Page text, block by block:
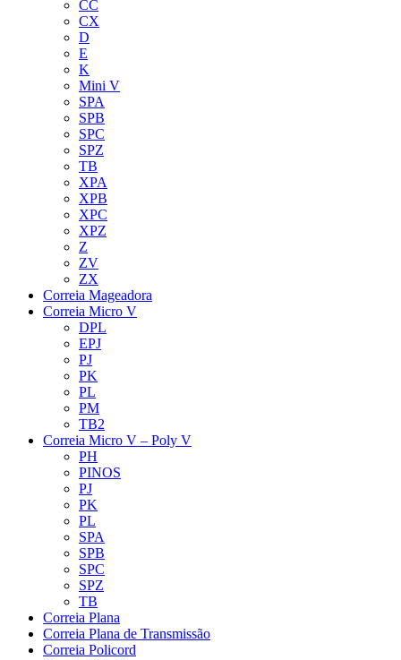
CC
CX
D
E
K
Mini V
SPA
SPB
SPC
SPZ
TB
XPA
XPB
XPC
XPZ
Z
ZV
ZX
Correia Mageadora
Correia Micro V
DPL
EPJ
PJ
PK
PL
PM
TB2
Correia Micro V – Poly V
PH
PINOS
PJ
PK
PL
SPA
SPB
SPC
SPZ
TB
Correia Plana
Correia Plana de Transmissão
Correia Policord